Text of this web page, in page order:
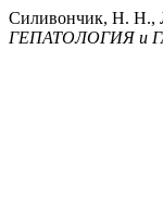
Силивончик, Н.
ГЕПАТОЛОГИЯ и